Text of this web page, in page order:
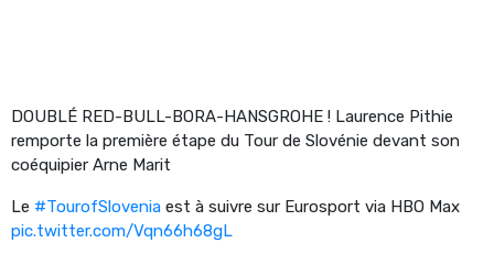
DOUBLÉ RED-BULL-BORA-HANSGROHE ! Laurence Pithie
remporte la première étape du Tour de Slovénie devant son
coéquipier Arne Marit
Le #TourofSlovenia est à suivre sur Eurosport via HBO Max
pic.twitter.com/Vqn66h68gL